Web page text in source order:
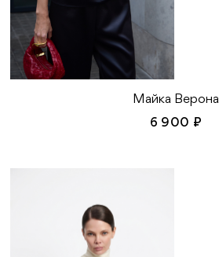
Майка Верона
6 900 ₽